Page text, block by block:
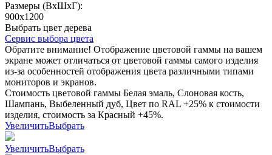
Размеры (ВхШхГ):
900x1200
Выбрать цвет дерева
Сервис выбора цвета
Обратите внимание! Отображение цветовой гаммы на вашем
экране может отличаться от цветовой гаммы самого изделия
из-за особенностей отображения цвета различными типами
мониторов и экранов.
Стоимость цветовой гаммы Белая эмаль, Слоновая кость,
Шампань, Выбеленный дуб, Цвет по RAL +25% к стоимости
изделия, стоимость за Красный +45%.
УвеличитьВыбрать
УвеличитьВыбрать